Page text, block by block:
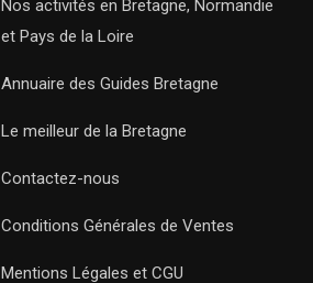
Nos activités en Bretagne, Normandie
et Pays de la Loire
Annuaire des Guides Bretagne
Le meilleur de la Bretagne
Contactez-nous
Conditions Générales de Ventes
Mentions Légales et CGU